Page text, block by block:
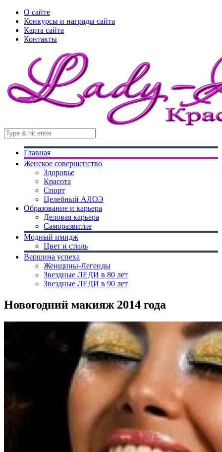
О сайте
Конкурсы и награды сайта
Карта сайта
Контакты
Главная
Женское совершенство
Здоровье
Красота
Спорт
Целебный АЛОЭ
Образование и карьера
Деловая карьера
Саморазвитие
Модный имидж
Цвет и стиль
Вершина успеха
Женщины-Легенды
Звездные ЛЕДИ в 80 лет
Звездные ЛЕДИ в 90 лет
Новогодний макияж 2014 года